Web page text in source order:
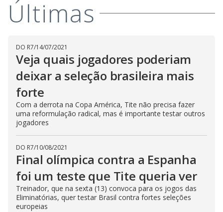
Últimas
DO R7/14/07/2021
Veja quais jogadores poderiam
deixar a seleção brasileira mais
forte
Com a derrota na Copa América, Tite não precisa fazer
uma reformulação radical, mas é importante testar outros
jogadores
DO R7/10/08/2021
Final olímpica contra a Espanha
foi um teste que Tite queria ver
Treinador, que na sexta (13) convoca para os jogos das
Eliminatórias, quer testar Brasil contra fortes seleções
europeias